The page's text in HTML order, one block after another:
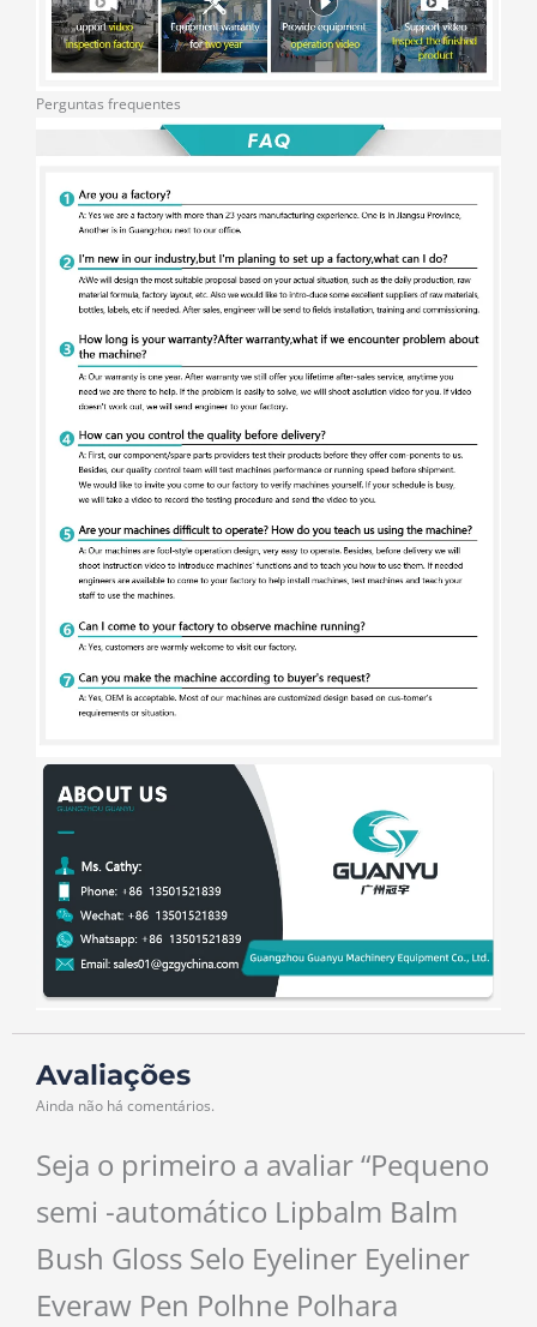
Perguntas frequentes
Avaliações
Ainda não há comentários.
Seja o primeiro a avaliar “Pequeno
semi -automático Lipbalm Balm
Bush Gloss Selo Eyeliner Eyeliner
Everaw Pen Polhne Polhara